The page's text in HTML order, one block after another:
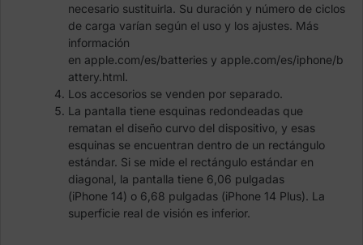
necesario sustituirla. Su duración y número de ciclos
de carga varían según el uso y los ajustes. Más
información
en apple.com/es/batteries y apple.com/es/iphone/b
attery.html.
Los accesorios se venden por separado.
La pantalla tiene esquinas redondeadas que
rematan el diseño curvo del dispositivo, y esas
esquinas se encuentran dentro de un rectángulo
estándar. Si se mide el rectángulo estándar en
diagonal, la pantalla tiene 6,06 pulgadas
(iPhone 14) o 6,68 pulgadas (iPhone 14 Plus). La
superficie real de visión es inferior.